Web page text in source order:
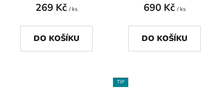
269 Kč / ks
DO KOŠÍKU
690 Kč / ks
DO KOŠÍKU
TIP